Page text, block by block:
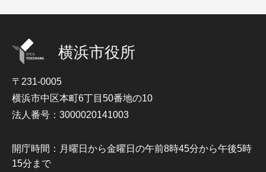
横浜市役所
〒231-0005
横浜市中区本町6丁目50番地の10
法人番号：3000020141003
開庁時間：月曜日から金曜日の午前8時45分から午後5時
15分まで